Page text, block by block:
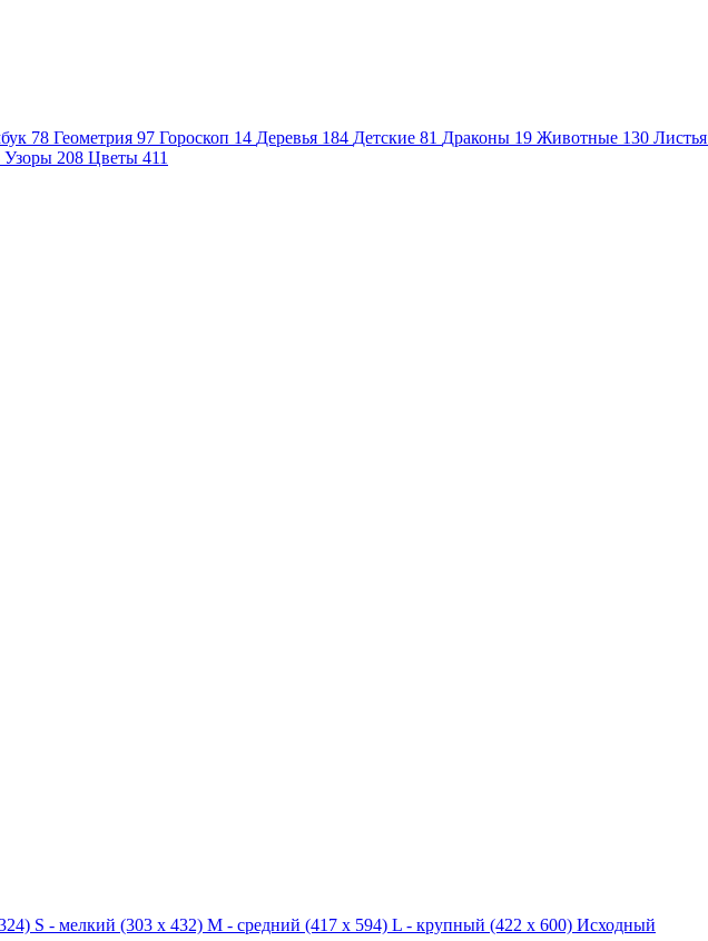
78 Геометрия 97 Гороскоп 14 Деревья 184 Детские 81 Драконы 19 Животные 130 Листья
Узоры 208 Цветы 411
S - мелкий (303 x 432) M - средний (417 x 594) L - крупный (422 x 600) Исходный